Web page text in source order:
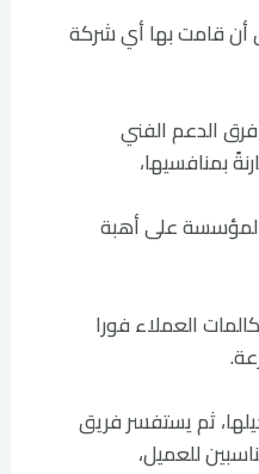
قامت بها أي شركة
الدعم الفني
بمنافسيها،
على أهبة
العملاء فورا
ثم يستفسر فريق
للعميل،